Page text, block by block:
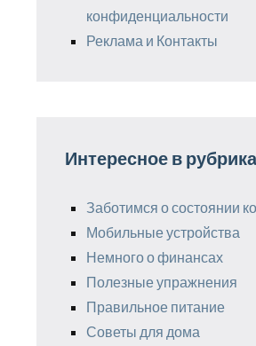
конфиденциальности
Реклама и Контакты
Интересное в
Заботимся о состоянии
Мобильные устройства
Немного о финансах
Полезные упражнения
Правильное питание
Советы для дома